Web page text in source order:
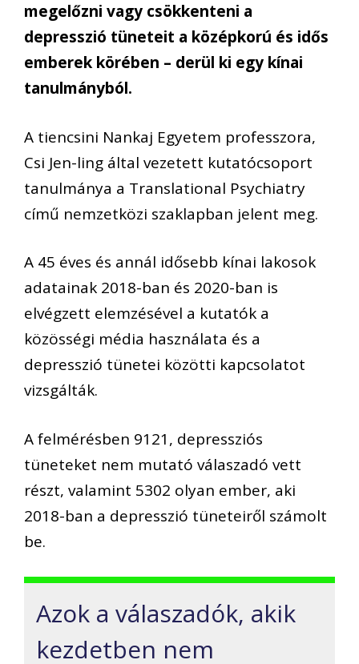
megelőzni vagy csökkenteni a
depresszió tüneteit a középkorú és idős
emberek körében – derül ki egy kínai
tanulmányból.
A tiencsini Nankaj Egyetem professzora,
Csi Jen-ling által vezetett kutatócsoport
tanulmánya a Translational Psychiatry
című nemzetközi szaklapban jelent meg.
A 45 éves és annál idősebb kínai lakosok
adatainak 2018-ban és 2020-ban is
elvégzett elemzésével a kutatók a
közösségi média használata és a
depresszió tünetei közötti kapcsolatot
vizsgálták.
A felmérésben 9121, depressziós
tüneteket nem mutató válaszadó vett
részt, valamint 5302 olyan ember, aki
2018-ban a depresszió tüneteiről számolt
be.
Azok a válaszadók, akik
kezdetben nem